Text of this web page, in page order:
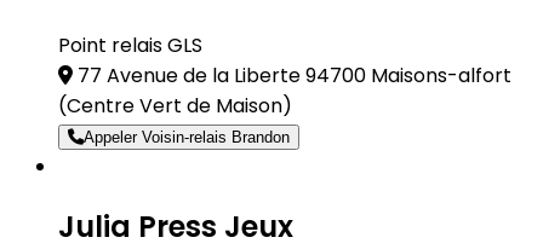
Point relais GLS
77 Avenue de la Liberte 94700 Maisons-alfort
(Centre Vert de Maison)
Appeler Voisin-relais Brandon
Julia Press Jeux